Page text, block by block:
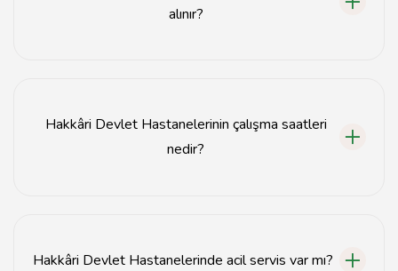
alınır?
Hakkâri Devlet Hastanelerinin çalışma saatleri
nedir?
Hakkâri Devlet Hastanelerinde acil servis var mı?